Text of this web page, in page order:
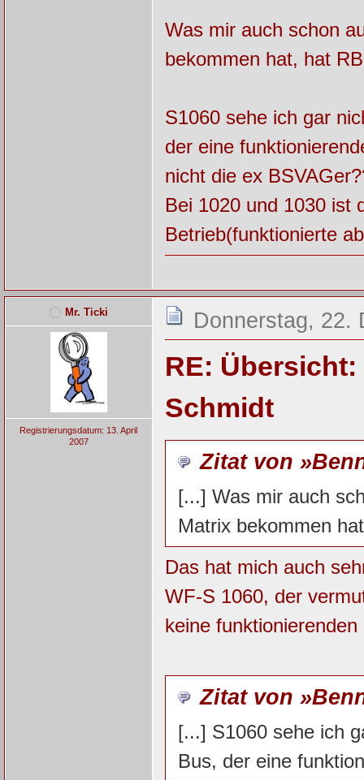
Was mir auch schon
bekommen hat, hat
S1060 sehe ich gar
der eine
nicht die ex
Bei 1020 und 1030 ist
Betrieb(funktionierte
Mr. Ticki
Registrierungsdatum: 13. April
2007
Donnerstag, 22.
RE:
Schmidt
Zitat von
[...] Was mir auch
Matrix bekommen
Das hat mich auch
WF-S 1060, der
keine
Zitat von
[...] S1060 sehe ich
Bus, der eine